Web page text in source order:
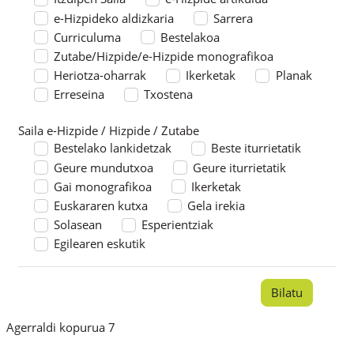
e-Hizpideko aldizkaria
Sarrera
Curriculuma
Bestelakoa
Zutabe/Hizpide/e-Hizpide monografikoa
Heriotza-oharrak
Ikerketak
Planak
Erreseina
Txostena
Saila e-Hizpide / Hizpide / Zutabe
Saila e-Hizpide / Hizpide / Zutabe
Bestelako lankidetzak
Beste iturrietatik
Geure mundutxoa
Geure iturrietatik
Gai monografikoa
Ikerketak
Euskararen kutxa
Gela irekia
Solasean
Esperientziak
Egilearen eskutik
Agerraldi kopurua 7